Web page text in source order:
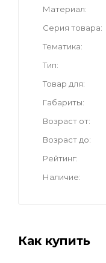
Материал
Серия товара
Тематика
Тип
Товар для
Габариты
Возраст от
Возраст до
Рейтинг
Наличие
Как купить